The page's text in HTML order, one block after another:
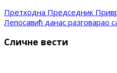
Претходна Председник
Лепосавић данас разговарао
Сличне вести